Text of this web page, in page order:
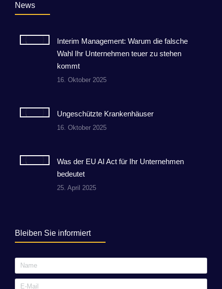
News
Interim Management: Warum die falsche
Wahl Ihr Unternehmen teuer zu stehen
kommt
16. Oktober 2025
Ungeschützte Krankenhäuser
16. Oktober 2025
Was der EU AI Act für Ihr Unternehmen
bedeutet
25. April 2025
Bleiben Sie informiert